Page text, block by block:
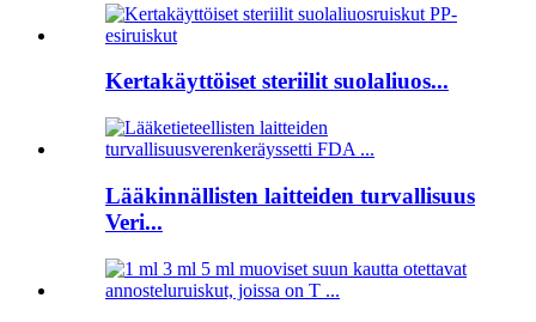
Kertakäyttöiset steriilit suolaliuos...
Lääkinnällisten laitteiden turvallisuus
Veri...